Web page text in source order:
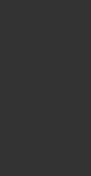
CREAM BLUSH & LIP クリー